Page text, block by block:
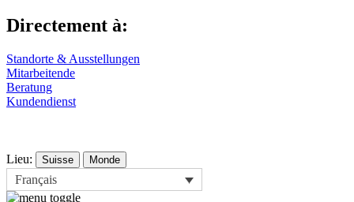
Directement à:
Standorte & Ausstellungen
Mitarbeitende
Beratung
Kundendienst
Lieu: Suisse Monde
Français